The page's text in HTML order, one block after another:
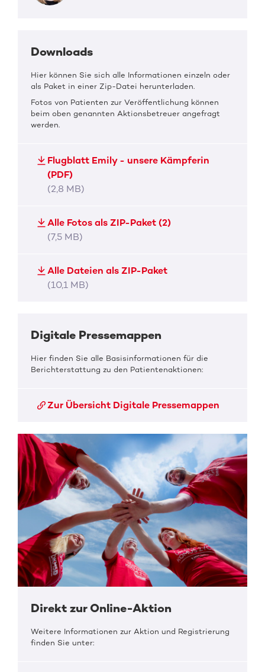
Downloads
Hier können Sie sich alle Informationen einzeln oder
als Paket in einer Zip-Datei herunterladen.
Fotos von Patienten zur Veröffentlichung können
beim oben genannten Aktionsbetreuer angefragt
werden.
Flugblatt Emily - unsere Kämpferin
(PDF)
(2,8 MB)
Alle Fotos als ZIP-Paket (2)
(7,5 MB)
Alle Dateien als ZIP-Paket
(10,1 MB)
Digitale Pressemappen
Hier finden Sie alle Basisinformationen für die
Berichterstattung zu den Patientenaktionen:
Zur Übersicht Digitale Pressemappen
Direkt zur Online-Aktion
Weitere Informationen zur Aktion und Registrierung
finden Sie unter: